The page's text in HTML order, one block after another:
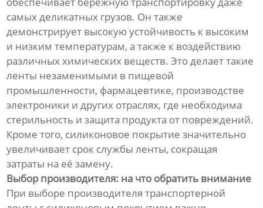
самых деликатных грузов. Он также
демонстрирует высокую устойчивость к высоким
и низким температурам, а также к воздействию
различных химических веществ. Это делает такие
ленты незаменимыми в пищевой
промышленности, фармацевтике, производстве
электроники и других отраслях, где необходима
стерильность и защита продукта от повреждений.
Кроме того, силиконовое покрытие значительно
увеличивает срок службы ленты, сокращая
затраты на её замену.
Выбор производителя: на что обратить внимание
При выборе производителя транспортерной